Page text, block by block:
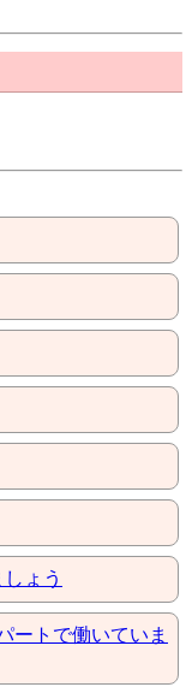
ょう
ートで働いていま